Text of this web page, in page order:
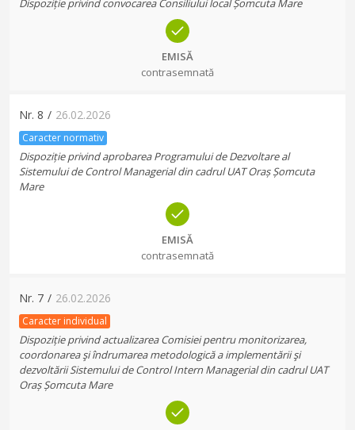
Dispoziție privind convocarea Consiliului local Șomcuta Mare
EMISĂ
contrasemnată
Nr. 8 / 26.02.2026
Caracter normativ
Dispoziție privind aprobarea Programului de Dezvoltare al
Sistemului de Control Managerial din cadrul UAT Oraș Șomcuta
Mare
EMISĂ
contrasemnată
Nr. 7 / 26.02.2026
Caracter individual
Dispoziție privind actualizarea Comisiei pentru monitorizarea,
coordonarea şi îndrumarea metodologică a implementării şi
dezvoltării Sistemului de Control Intern Managerial din cadrul UAT
Oraș Șomcuta Mare